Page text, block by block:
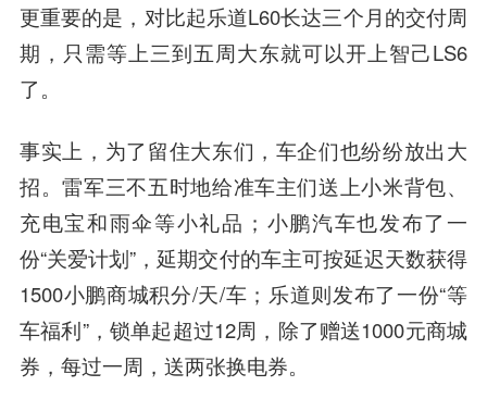
更重要的是，对比起乐道L60长达三个月的交付周
期，只需等上三到五周大东就可以开上智己LS6
了。
事实上，为了留住大东们，车企们也纷纷放出大
招。雷军三不五时地给准车主们送上小米背包、
充电宝和雨伞等小礼品；小鹏汽车也发布了一
份“关爱计划”，延期交付的车主可按延迟天数获得
1500小鹏商城积分/天/车；乐道则发布了一份“等
车福利”，锁单起超过12周，除了赠送1000元商城
券，每过一周，送两张换电券。